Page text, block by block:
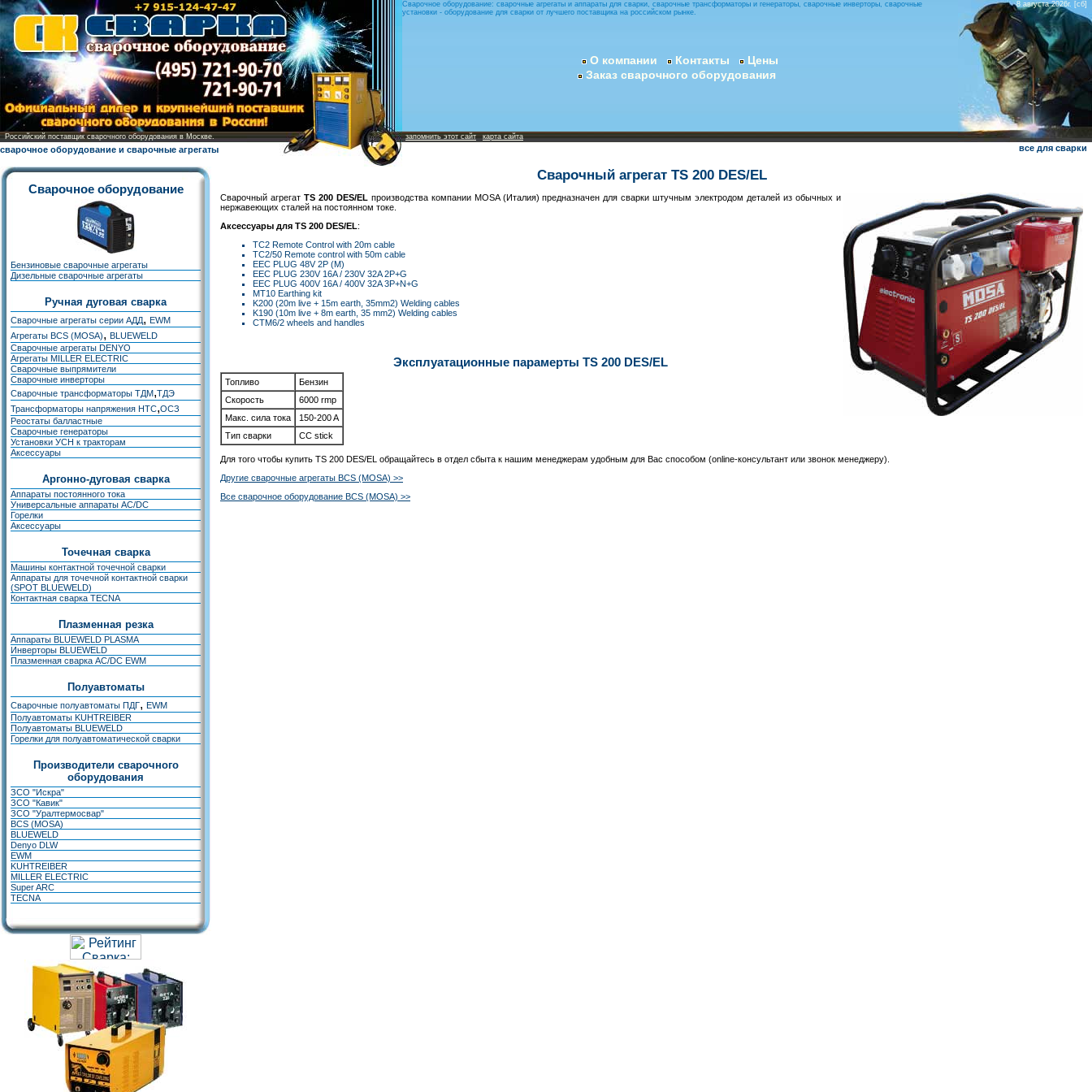
Российский поставщик сварочного оборудования в Москве.
сварочное оборудование и сварочные агрегаты
Сварочное оборудование: сварочные агрегаты и аппараты для сварки, сварочные трансформаторы и генераторы, сварочные инверторы, сварочные
установки - оборудование для сварки от лучшего поставщика на российском рынке.
О компании Контакты
Цены
Заказ сварочного оборудования
запомнить этот сайт карта сайта
8 августа 2026г. [сб]
все для сварки
Сварочное оборудование
Бензиновые сварочные агрегаты
Дизельные сварочные агрегаты
Ручная дуговая сварка
Сварочные агрегаты серии АДД, EWM
Агрегаты BCS (MOSA), BLUEWELD
Сварочные агрегаты DENYO
Агрегаты MILLER ELECTRIC
Сварочные выпрямители
Сварочные инверторы
Сварочные трансформаторы ТДМ,ТДЭ
Трансформаторы напряжения НТС,ОСЗ
Реостаты балластные
Сварочные генераторы
Установки УСН к тракторам
Аксессуары
Аргонно-дуговая сварка
Аппараты постоянного тока
Универсальные аппараты AC/DC
Горелки
Аксессуары
Точечная сварка
Машины контактной точечной сварки
Аппараты для точечной контактной сварки
(SPOT BLUEWELD)
Контактная сварка TECNA
Плазменная резка
Аппараты BLUEWELD PLASMA
Инверторы BLUEWELD
Плазменная сварка AC/DC EWM
Полуавтоматы
Сварочные полуавтоматы ПДГ, EWM
Полуавтоматы KUHTREIBER
Полуавтоматы BLUEWELD
Горелки для полуавтоматической сварки
Производители сварочного
оборудования
ЗСО "Искра"
ЗСО "Кавик"
ЗСО "Уралтермосвар"
BCS (MOSA)
BLUEWELD
Denyo DLW
EWM
KUHTREIBER
MILLER ELECTRIC
Super ARC
TECNA
Сварочный агрегат TS 200 DES/EL
Cварочный агрегат TS 200 DES/EL производства компании MOSA (Италия) предназначен для сварки штучным электродом деталей из обычных и
нержавеющих сталей на постоянном токе.
Аксессуары для TS 200 DES/EL:
TC2 Remote Control with 20m cable
TC2/50 Remote control with 50m cable
EEC PLUG 48V 2P (M)
EEC PLUG 230V 16A / 230V 32A 2P+G
EEC PLUG 400V 16A / 400V 32A 3P+N+G
MT10 Earthing kit
K200 (20m live + 15m earth, 35mm2) Welding cables
K190 (10m live + 8m earth, 35 mm2) Welding cables
CTM6/2 wheels and handles
Эксплуатационные парамерты TS 200 DES/EL
Топливо
Бензин
Скорость
6000 rmp
Макс. сила тока
150-200 A
Тип сварки
CC stick
Для того чтобы купить TS 200 DES/EL обращайтесь в отдел сбыта к нашим менеджерам удобным для Вас способом (online-консультант или звонок менеджеру).
Другие сварочные агрегаты BCS (MOSA) >>
Все сварочное оборудование BCS (MOSA) >>